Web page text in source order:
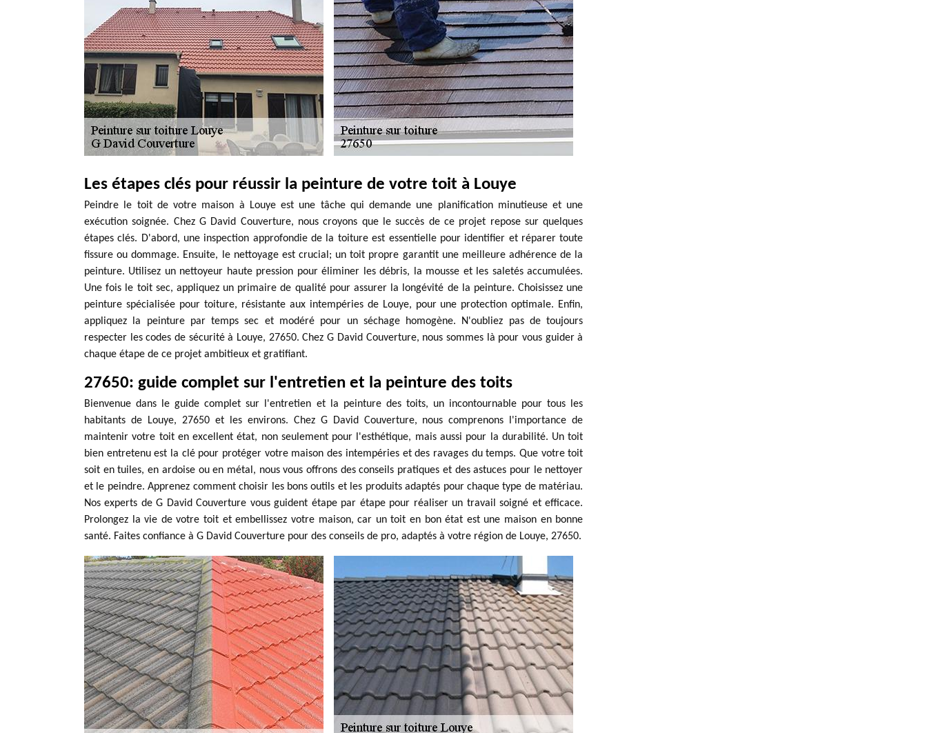
Les étapes clés pour réussir la peinture de votre toit à Louye
Peindre le toit de votre maison à Louye est une tâche qui demande une planification minutieuse et une
exécution soignée. Chez G David Couverture, nous croyons que le succès de ce projet repose sur quelques
étapes clés. D'abord, une inspection approfondie de la toiture est essentielle pour identifier et réparer toute
fissure ou dommage. Ensuite, le nettoyage est crucial; un toit propre garantit une meilleure adhérence de la
peinture. Utilisez un nettoyeur haute pression pour éliminer les débris, la mousse et les saletés accumulées.
Une fois le toit sec, appliquez un primaire de qualité pour assurer la longévité de la peinture. Choisissez une
peinture spécialisée pour toiture, résistante aux intempéries de Louye, pour une protection optimale. Enfin,
appliquez la peinture par temps sec et modéré pour un séchage homogène. N'oubliez pas de toujours
respecter les codes de sécurité à Louye, 27650. Chez G David Couverture, nous sommes là pour vous guider à
chaque étape de ce projet ambitieux et gratifiant.
27650: guide complet sur l'entretien et la peinture des toits
Bienvenue dans le guide complet sur l'entretien et la peinture des toits, un incontournable pour tous les
habitants de Louye, 27650 et les environs. Chez G David Couverture, nous comprenons l'importance de
maintenir votre toit en excellent état, non seulement pour l'esthétique, mais aussi pour la durabilité. Un toit
bien entretenu est la clé pour protéger votre maison des intempéries et des ravages du temps. Que votre toit
soit en tuiles, en ardoise ou en métal, nous vous offrons des conseils pratiques et des astuces pour le nettoyer
et le peindre. Apprenez comment choisir les bons outils et les produits adaptés pour chaque type de matériau.
Nos experts de G David Couverture vous guident étape par étape pour réaliser un travail soigné et efficace.
Prolongez la vie de votre toit et embellissez votre maison, car un toit en bon état est une maison en bonne
santé. Faites confiance à G David Couverture pour des conseils de pro, adaptés à votre région de Louye, 27650.